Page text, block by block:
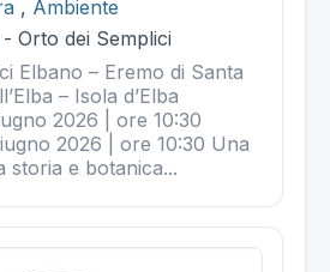
, Ambiente
Orto dei Semplici
Elbano – Eremo di Santa
– Isola d’Elba
2026 | ore 10:30
2026 | ore 10:30 Una
storia e botanica...